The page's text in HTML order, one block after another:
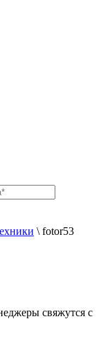
\ fotor53
свяжутся с